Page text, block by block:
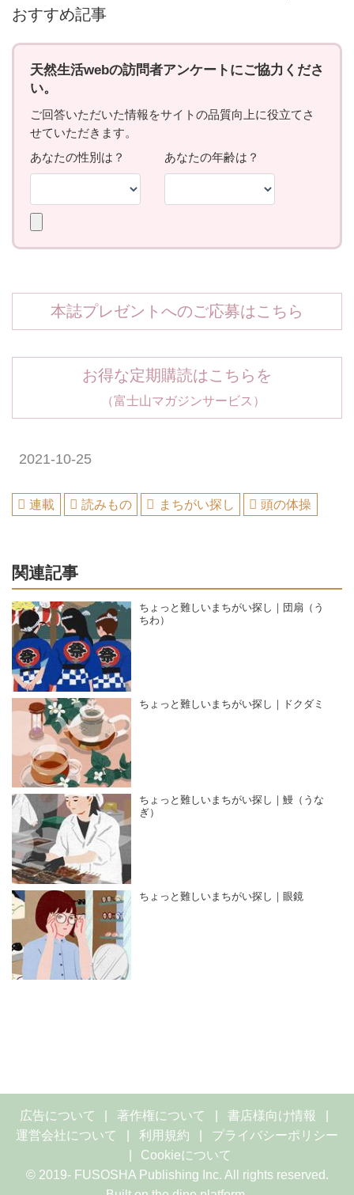
おすすめ記事
本誌プレゼントへのご応募はこちら
お得な定期購読はこちらを
（富士山マガジンサービス）
2021-10-25
連載 読みもの まちがい探し 頭の体操
関連記事
ちょっと難しいまちがい探し｜団扇（う
ちわ）
ちょっと難しいまちがい探し｜ドクダミ
ちょっと難しいまちがい探し｜鰻（うな
ぎ）
ちょっと難しいまちがい探し｜眼鏡
広告について 著作権について
書店様向け情報
運営会社について
利用規約
プライバシーポリシー
Cookieについて
© 2019- FUSOSHA Publishing Inc. All rights reserved.